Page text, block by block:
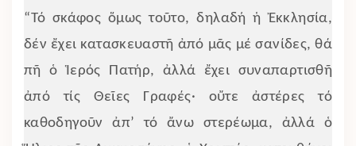
“Τό σκάφος ὅμως τοῦτο, δηλαδή ἡ Ἐκκλησία,
δέν ἔχει κατασκευαστῆ ἀπό μᾶς μέ σανίδες, θά
πῆ ὁ Ἱερός Πατήρ, ἀλλά ἔχει συναπαρτισθῆ
ἀπό τίς Θεῖες Γραφές· οὔτε ἀστέρες τό
καθοδηγοῦν ἀπ’ τό ἄνω στερέωμα, ἀλλά ὁ